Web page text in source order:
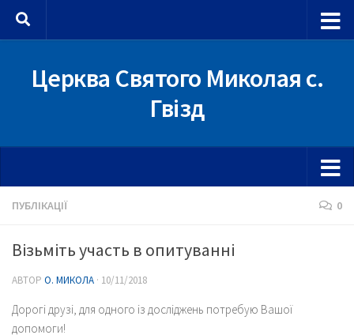
Skip to content
Церква Святого Миколая с.
Гвізд
ПУБЛІКАЦІЇ 0
Візьміть участь в опитуванні
АВТОР О. МИКОЛА · 10/11/2018
Дорогі друзі, для одного із досліджень потребую Вашої
допомоги!